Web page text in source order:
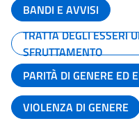
BANDI E AVVISI
TRATTA DEGLI ESSERI
SFRUTTAMENTO
PARITÀ DI GENERE ED
VIOLENZA DI GENERE